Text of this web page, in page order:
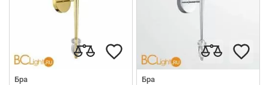
Бра
Бра